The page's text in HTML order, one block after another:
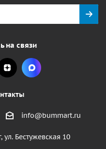
на связи
info@bummart.ru
ул. Бестужевская 10